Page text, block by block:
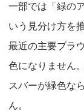
一部では「緑の
いう見分け方を
最近の主要ブラ
色になりません
スバーが緑色な
ん。